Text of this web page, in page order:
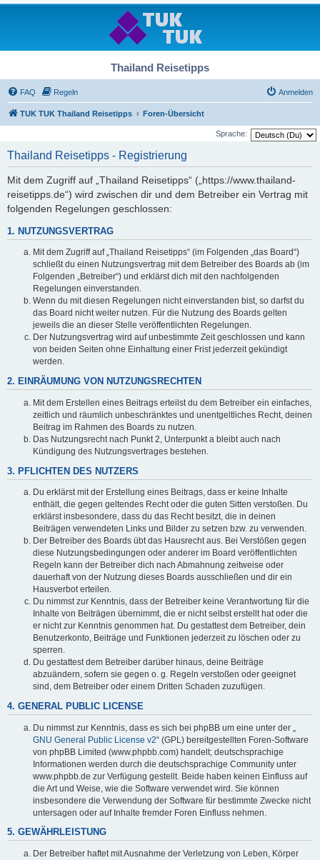
Thailand Reisetipps
FAQ Regeln Anmelden
TUK TUK Thailand Reisetipps Foren-Übersicht
Sprache:
Thailand Reisetipps - Registrierung
Mit dem Zugriff auf „Thailand Reisetipps“ („https://www.thailand-
reisetipps.de“) wird zwischen dir und dem Betreiber ein Vertrag mit
folgenden Regelungen geschlossen:
1. NUTZUNGSVERTRAG
Mit dem Zugriff auf „Thailand Reisetipps“ (im Folgenden „das Board“)
schließt du einen Nutzungsvertrag mit dem Betreiber des Boards ab (im
Folgenden „Betreiber“) und erklärst dich mit den nachfolgenden
Regelungen einverstanden.
Wenn du mit diesen Regelungen nicht einverstanden bist, so darfst du
das Board nicht weiter nutzen. Für die Nutzung des Boards gelten
jeweils die an dieser Stelle veröffentlichten Regelungen.
Der Nutzungsvertrag wird auf unbestimmte Zeit geschlossen und kann
von beiden Seiten ohne Einhaltung einer Frist jederzeit gekündigt
werden.
2. EINRÄUMUNG VON NUTZUNGSRECHTEN
Mit dem Erstellen eines Beitrags erteilst du dem Betreiber ein einfaches,
zeitlich und räumlich unbeschränktes und unentgeltliches Recht, deinen
Beitrag im Rahmen des Boards zu nutzen.
Das Nutzungsrecht nach Punkt 2, Unterpunkt a bleibt auch nach
Kündigung des Nutzungsvertrages bestehen.
3. PFLICHTEN DES NUTZERS
Du erklärst mit der Erstellung eines Beitrags, dass er keine Inhalte
enthält, die gegen geltendes Recht oder die guten Sitten verstoßen. Du
erklärst insbesondere, dass du das Recht besitzt, die in deinen
Beiträgen verwendeten Links und Bilder zu setzen bzw. zu verwenden.
Der Betreiber des Boards übt das Hausrecht aus. Bei Verstößen gegen
diese Nutzungsbedingungen oder anderer im Board veröffentlichten
Regeln kann der Betreiber dich nach Abmahnung zeitweise oder
dauerhaft von der Nutzung dieses Boards ausschließen und dir ein
Hausverbot erteilen.
Du nimmst zur Kenntnis, dass der Betreiber keine Verantwortung für die
Inhalte von Beiträgen übernimmt, die er nicht selbst erstellt hat oder die
er nicht zur Kenntnis genommen hat. Du gestattest dem Betreiber, dein
Benutzerkonto, Beiträge und Funktionen jederzeit zu löschen oder zu
sperren.
Du gestattest dem Betreiber darüber hinaus, deine Beiträge
abzuändern, sofern sie gegen o. g. Regeln verstoßen oder geeignet
sind, dem Betreiber oder einem Dritten Schaden zuzufügen.
4. GENERAL PUBLIC LICENSE
Du nimmst zur Kenntnis, dass es sich bei phpBB um eine unter der „
GNU General Public License v2“ (GPL) bereitgestellten Foren-Software
von phpBB Limited (www.phpbb.com) handelt; deutschsprachige
Informationen werden durch die deutschsprachige Community unter
www.phpbb.de zur Verfügung gestellt. Beide haben keinen Einfluss auf
die Art und Weise, wie die Software verwendet wird. Sie können
insbesondere die Verwendung der Software für bestimmte Zwecke nicht
untersagen oder auf Inhalte fremder Foren Einfluss nehmen.
5. GEWÄHRLEISTUNG
Der Betreiber haftet mit Ausnahme der Verletzung von Leben, Körper